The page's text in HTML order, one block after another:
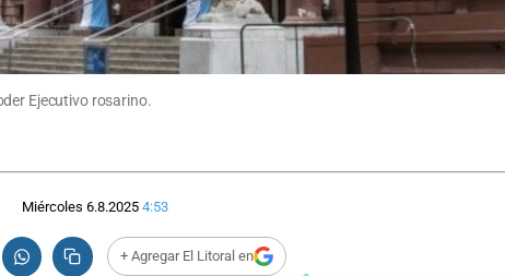
Ejecutivo rosarino.
Miércoles 6.8.2025 4:53
+ Agregar El Litoral en